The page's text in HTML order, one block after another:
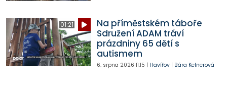
01:21
Na příměstském táboře
Sdružení ADAM tráví
prázdniny 65 dětí s
autismem
6. srpna 2026 11:15 | Havířov| Bára Kelnerová